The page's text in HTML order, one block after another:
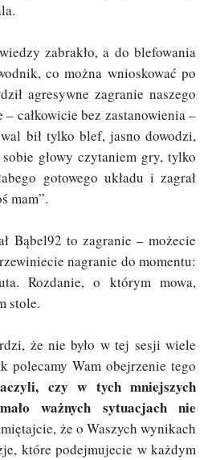
zabrakło, a do blefowania
co można wnioskować po
agresywne zagranie naszego
– całkowicie bez zastanowienia –
bił tylko blef, jasno dowodzi,
głowy czytaniem gry, tylko
gotowego układu i zagrał
mam”.
Bąbel92 to zagranie – możecie
nagranie do momentu:
Rozdanie, o którym mowa,
stole.
że nie było w tej sesji wiele
polecamy Wam obejrzenie tego
czy w tych mniejszych
ważnych sytuacjach nie
że o Waszych wynikach
które podejmujecie w każdym